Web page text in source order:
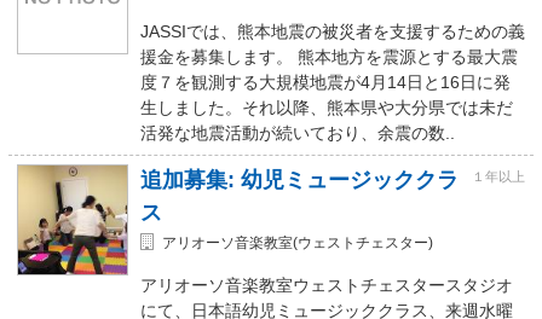
JASSIでは、熊本地震の被災者を支援するための義
援金を募集します。 熊本地方を震源とする最大震
度７を観測する大規模地震が4月14日と16日に発
生しました。それ以降、熊本県や大分県では未だ
活発な地震活動が続いており、余震の数..
追加募集: 幼児ミュージッククラ
ス
１年以上
アリオーソ音楽教室(ウェストチェスター)
アリオーソ音楽教室ウェストチェスタースタジオ
にて、日本語幼児ミュージッククラス、来週水曜